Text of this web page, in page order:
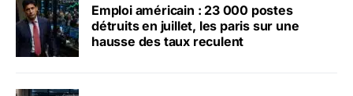
Emploi américain : 23 000 postes
détruits en juillet, les paris sur une
hausse des taux reculent